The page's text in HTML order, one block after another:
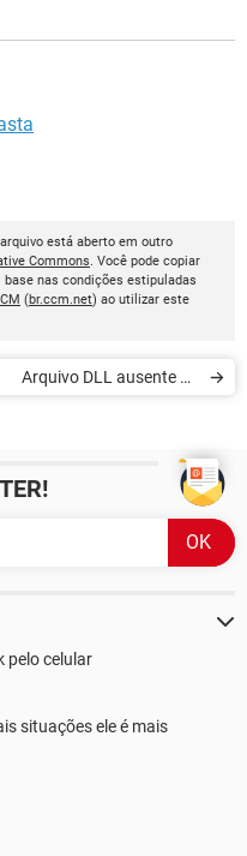
está aberto em outro
Commons. Você pode copiar
nas condições estipuladas
(br.ccm.net) ao utilizar este
Arquivo DLL ausente ou
pelo celular
situações ele é mais